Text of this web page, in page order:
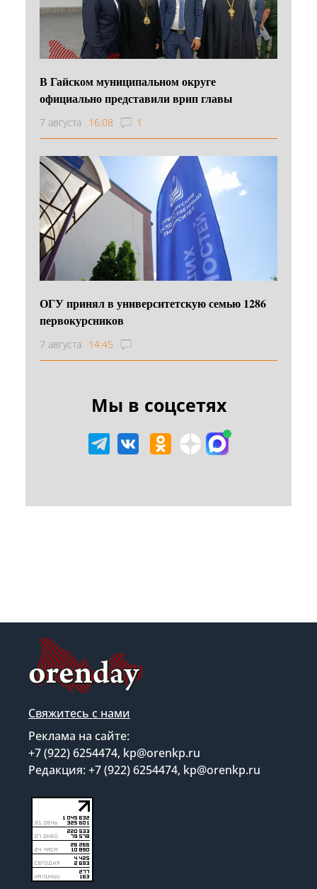
В Гайском муниципальном округе
официально представили врип главы
7 августа 16:08 1
ОГУ принял в университетскую семью 1286
первокурсников
7 августа 14:45
Мы в соцсетях
Свяжитесь с нами
Реклама на сайте:
+7 (922) 6254474, kp@orenkp.ru
Редакция: +7 (922) 6254474, kp@orenkp.ru